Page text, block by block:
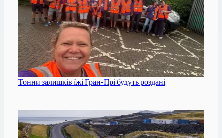
Тонни залишків їжі Гран-Прі будуть роздані